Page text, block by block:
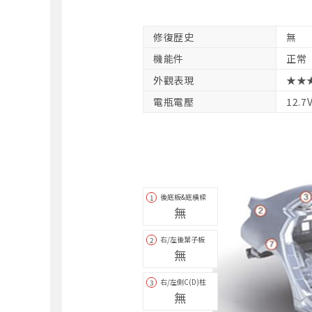
修復歴史
無
機能件
正常
外觀表現
電瓶電壓
1 後底板&底橫樑
無
2 右/左後葉子板
無
3 右/左側C(D)柱
無